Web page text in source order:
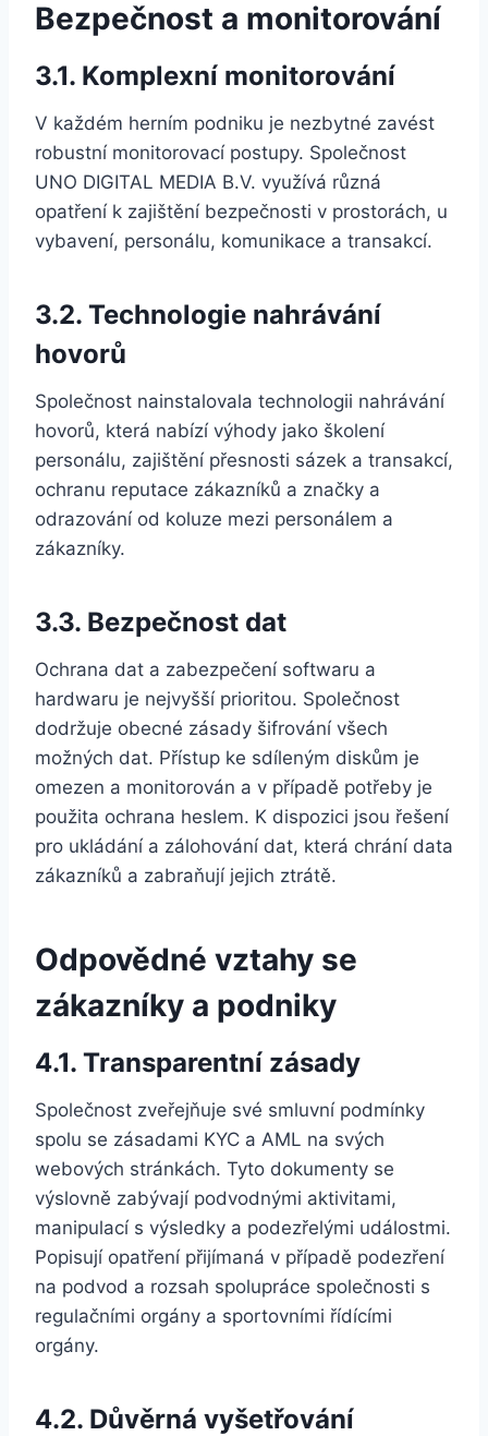
Bezpečnost a monitorování
3.1. Komplexní monitorování
V každém herním podniku je nezbytné zavést
robustní monitorovací postupy. Společnost
UNO DIGITAL MEDIA B.V. využívá různá
opatření k zajištění bezpečnosti v prostorách, u
vybavení, personálu, komunikace a transakcí.
3.2. Technologie nahrávání
hovorů
Společnost nainstalovala technologii nahrávání
hovorů, která nabízí výhody jako školení
personálu, zajištění přesnosti sázek a transakcí,
ochranu reputace zákazníků a značky a
odrazování od koluze mezi personálem a
zákazníky.
3.3. Bezpečnost dat
Ochrana dat a zabezpečení softwaru a
hardwaru je nejvyšší prioritou. Společnost
dodržuje obecné zásady šifrování všech
možných dat. Přístup ke sdíleným diskům je
omezen a monitorován a v případě potřeby je
použita ochrana heslem. K dispozici jsou řešení
pro ukládání a zálohování dat, která chrání data
zákazníků a zabraňují jejich ztrátě.
Odpovědné vztahy se
zákazníky a podniky
4.1. Transparentní zásady
Společnost zveřejňuje své smluvní podmínky
spolu se zásadami KYC a AML na svých
webových stránkách. Tyto dokumenty se
výslovně zabývají podvodnými aktivitami,
manipulací s výsledky a podezřelými událostmi.
Popisují opatření přijímaná v případě podezření
na podvod a rozsah spolupráce společnosti s
regulačními orgány a sportovními řídícími
orgány.
4.2. Důvěrná vyšetřování